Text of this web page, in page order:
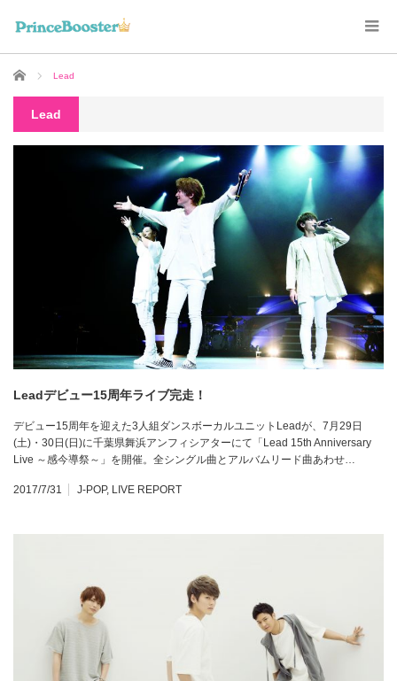
ホーム Lead
Lead
Leadデビュー15周年ライブ完走！
デビュー15周年を迎えた3人組ダンスボーカルユニットLeadが、7月29日
(土)・30日(日)に千葉県舞浜アンフィシアターにて「Lead 15th Anniversary
Live ～感今導祭～」を開催。全シングル曲とアルバムリード曲あわせ…
2017/7/31 J-POP, LIVE REPORT